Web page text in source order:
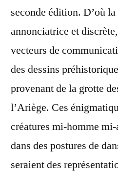
seconde édition. D’où la
annonciatrice et
vecteurs de
des dessins
provenant de la grotte
l’Ariège. Ces
créatures mi-homme
dans des postures de
seraient des